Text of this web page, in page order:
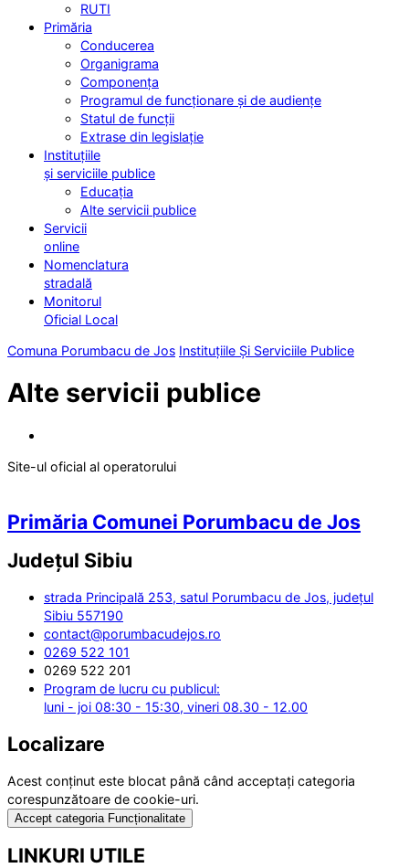
RUTI
Primăria
Conducerea
Organigrama
Componența
Programul de funcționare și de audiențe
Statul de funcții
Extrase din legislație
Instituțiile
și serviciile publice
Educația
Alte servicii publice
Servicii
online
Nomenclatura
stradală
Monitorul
Oficial Local
Comuna Porumbacu de Jos Instituțiile Și Serviciile Publice
Alte servicii publice
Site-ul oficial al operatorului
Primăria Comunei Porumbacu de Jos
Județul Sibiu
strada Principală 253, satul Porumbacu de Jos, județul
Sibiu 557190
contact@porumbacudejos.ro
0269 522 101
0269 522 201
Program de lucru cu publicul:
luni - joi 08:30 - 15:30, vineri 08.30 - 12.00
Localizare
Acest conținut este blocat până când acceptați categoria
corespunzătoare de cookie-uri.
Accept categoria Funcționalitate
LINKURI UTILE